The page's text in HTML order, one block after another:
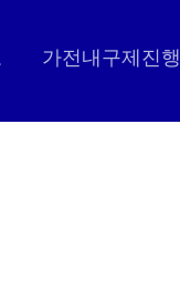
가전내구제진행